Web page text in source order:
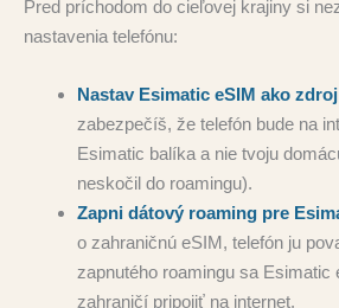
Pred príchodom do cieľovej krajiny si
nastavenia telefónu:
Nastav Esimatic eSIM ako
zabezpečíš, že telefón bude na
Esimatic balíka a nie tvoju
neskočil do roamingu).
Zapni dátový roaming pre
o zahraničnú eSIM, telefón ju
zapnutého roamingu sa Esimatic
zahraničí pripojiť na internet.